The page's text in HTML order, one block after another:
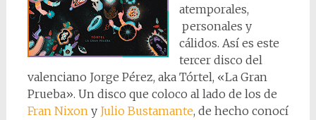
atemporales,
personales y
cálidos. Así es este
tercer disco del
valenciano Jorge Pérez, aka Tórtel, «La Gran
Prueba». Un disco que coloco al lado de los de
Fran Nixony Julio Bustamante, de hecho conocí